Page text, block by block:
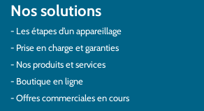
Nos solutions
Les étapes d’un appareillage
Prise en charge et garanties
Nos produits et services
Boutique en ligne
Offres commerciales en cours